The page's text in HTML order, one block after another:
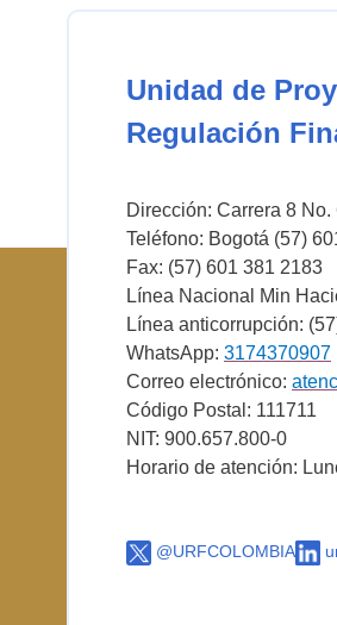
Unidad de
Regulación
Dirección: Carrera 8
Teléfono: Bogotá (57)
Fax: (57) 601 381 2183
Línea Nacional Min
Línea anticorrupción:
WhatsApp: 3174370907
Correo electrónico:
Código Postal: 111711
NIT: 900.657.800-0
Horario de atención:
@URFCOLOMBIA